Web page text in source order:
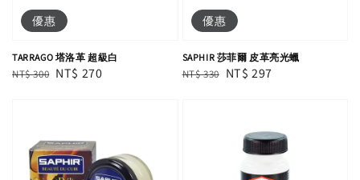
優惠
TARRAGO 塔洛革 超級白
Regular
NT$ 300 Sale
NT$ 270
優惠
SAPHIR 莎菲爾 皮革亮光蠟
Regular
NT$ 330 Sale
NT$ 297